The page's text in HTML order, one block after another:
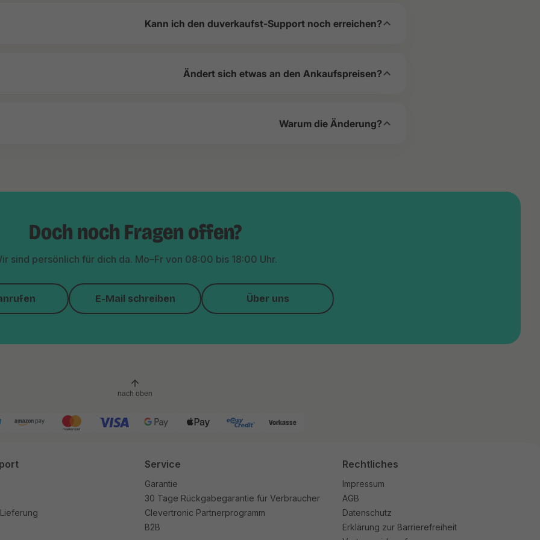
Kann ich den duverkaufst-Support noch erreichen?
Ändert sich etwas an den Ankaufspreisen?
Warum die Änderung?
Doch noch Fragen offen?
sind persönlich für dich da. Mo–Fr von 08:00 bis 18:00 Uhr.
E-Mail schreiben Über uns
nach oben
Vorkasse
Service
Garantie
30 Tage Rückgabegarantie für Verbraucher
Clevertronic Partnerprogramm
B2B
Rechtliches
Impressum
AGB
Datenschutz
Erklärung zur Barrierefreiheit